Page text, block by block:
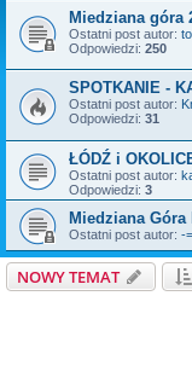
Miedziana góra
Ostatni post autor:
Odpowiedzi: 250
SPOTKANIE -
Ostatni post autor:
Odpowiedzi: 31
ŁÓDŹ i
Ostatni post autor:
Odpowiedzi: 3
Miedziana
Ostatni post autor: -
NOWY TEMAT